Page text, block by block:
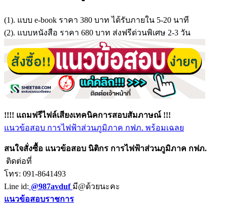
(1). แบบ e-book ราคา 380 บาท ได้รับภายใน 5-20 นาที
(2). แบบหนังสือ ราคา 680 บาท ส่งฟรีด่วนพิเศษ 2-3 วัน
!!!! แถมฟรีไฟล์เสียงเทคนิคการสอบสัมภาษณ์ !!!
แนวข้อสอบ การไฟฟ้าส่วนภูมิภาค กฟภ. พร้อมเฉลย
สนใจสั่งซื้อ แนวข้อสอบ นิติกร การไฟฟ้าส่วนภูมิภาค กฟภ.
ติดต่อที่
โทร: 091-8641493
Line id: @987avduf มี@ด้วยนะคะ
แนวข้อสอบราชการ